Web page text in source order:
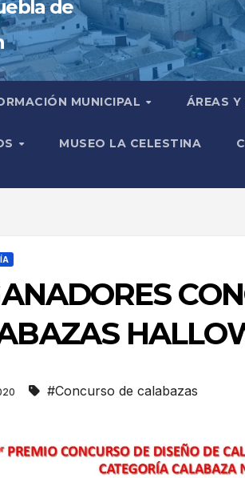
de
MUNICIPAL ÁREAS Y
MUSEO LA CELESTINA
#Concurso de calabazas